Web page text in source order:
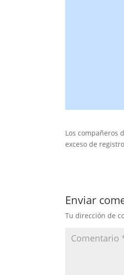
Los compañeros
exceso de
Enviar
Tu dirección de